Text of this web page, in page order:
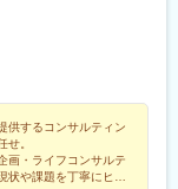
供するコンサルティン
せ。
画・ライフコンサルテ
状や課題を丁寧にヒア